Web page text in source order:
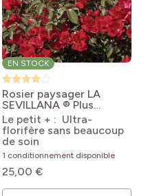
EN STOCK
Rosier paysager LA
SEVILLANA ® Plus
Meishitai Rosa X hybrida
LA SEVILLANA ® Plus
Meishitai
Le petit + : Ultra-
florifère sans beaucoup
de soin
1 conditionnement disponible
25,00 €